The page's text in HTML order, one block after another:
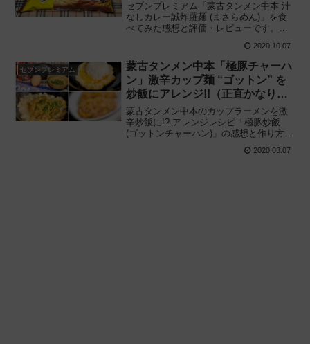
セブンプレミアム「蒙古タンメン中本 汁
なしカレー誠炸羅麺 (まさらめん)」を食
べてみた感想と評価・レビューです。新
秘伝 “激辛旨カレー” が極太麺に絡む中毒
性注意の一杯 セブンイレブン限定発売!!
2020.10.07
セブンプレミアム
蒙古タンメン中本「極豚チャーハ
ン」激辛カップ麺 “ゴットン” を
炒飯にアレンジ!!（正直かなりオ
ススメ）
蒙古タンメン中本のカップラーメンを激
辛炒飯に!? アレンジレシピ「極豚炒飯
(ゴットンチャーハン)」の感想と作り方を
豚ラーメン (ゴットンラーメン)」を極豚
2020.03.07